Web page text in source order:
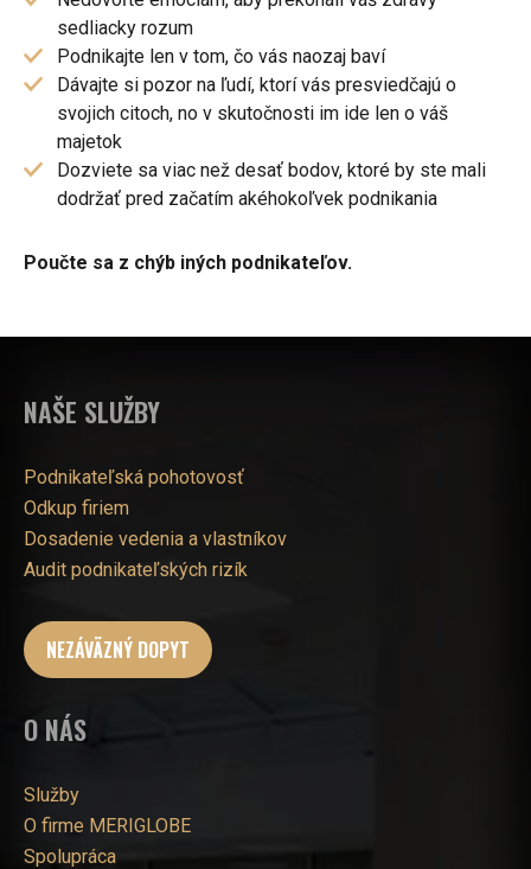
sedliacky rozum
Podnikajte len v tom, čo vás naozaj baví
Dávajte si pozor na ľudí, ktorí vás presviedčajú o
svojich citoch, no v skutočnosti im ide len o váš
majetok
Dozviete sa viac než desať bodov, ktoré by ste mali
dodržať pred začatím akéhokoľvek podnikania
Poučte sa z chýb iných podnikateľov.
NAŠE SLUŽBY
Podnikateľská pohotovosť
Odkup firiem
Dosadenie vedenia a vlastníkov
Audit podnikateľských rizík
NEZÁVÄZNÝ DOPYT
O NÁS
Služby
O firme MERIGLOBE
Spolupráca